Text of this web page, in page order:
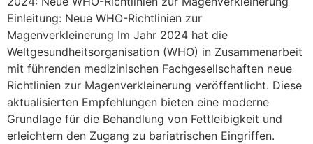
Einleitung: Neue WHO-Richtlinien zur
Magenverkleinerung Im Jahr 2024 hat die
Weltgesundheitsorganisation (WHO) in Zusammenarbeit
mit führenden medizinischen Fachgesellschaften neue
Richtlinien zur Magenverkleinerung veröffentlicht. Diese
aktualisierten Empfehlungen bieten eine moderne
Grundlage für die Behandlung von Fettleibigkeit und
erleichtern den Zugang zu bariatrischen Eingriffen.